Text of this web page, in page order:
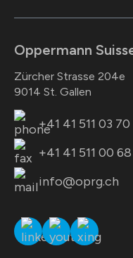
Oppermann
Zürcher Strasse 204e
9014 St. Gallen
+41 41 511 03 70
+41 41 511 00 68
info@oprg.ch